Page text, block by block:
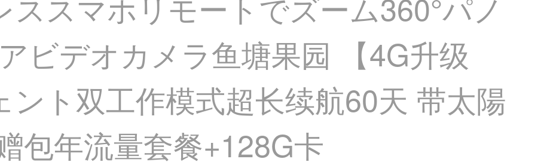
ビデオカメラ鱼塘果园 【4G升级
ト双工作模式超长续航60天 带太陽
包年流量套餐+128G卡